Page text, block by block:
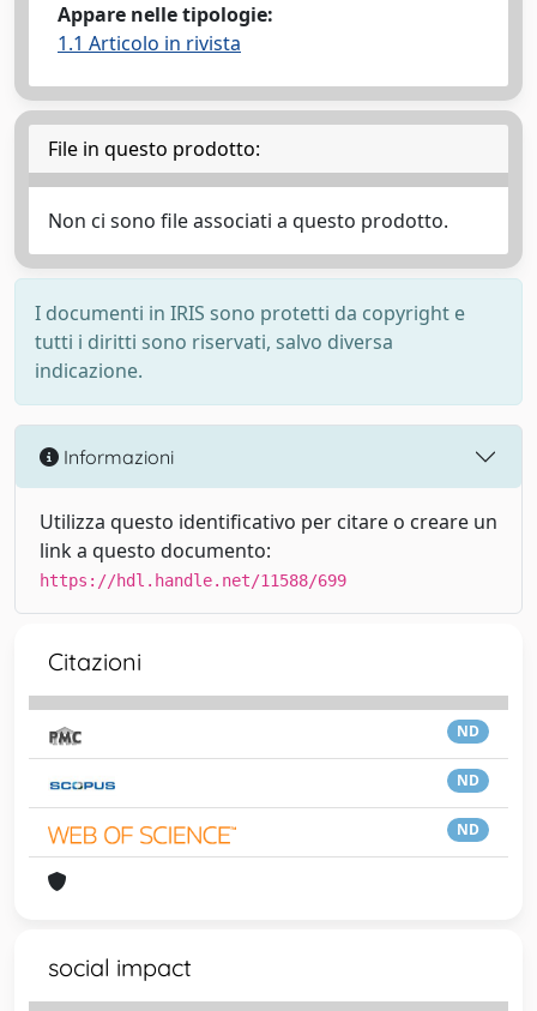
Appare nelle tipologie:
1.1 Articolo in rivista
File in questo prodotto:
Non ci sono file associati a questo prodotto.
I documenti in IRIS sono protetti da copyright e
tutti i diritti sono riservati, salvo diversa
indicazione.
Informazioni
Utilizza questo identificativo per citare o creare un
link a questo documento:
https://hdl.handle.net/11588/699
Citazioni
ND
ND
ND
social impact